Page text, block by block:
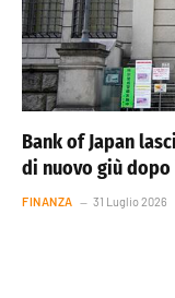
Bank of Japan
di nuovo giù
FINANZA 31 Luglio 2026